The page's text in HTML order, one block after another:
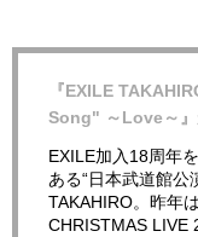
『EXILE
Song" ～Love～』
EXILE加⼊18周年
ある“日本武道館公
TAKAHIRO。昨年
CHRISTMAS LIVE